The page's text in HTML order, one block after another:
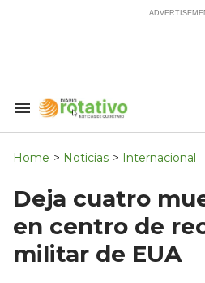
Search
Navigation
Home > Noticias > Internacional
Deja cuatro
en centro de
militar de EUA